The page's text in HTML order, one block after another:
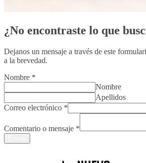
¿No encontraste lo que
Dejanos un mensaje a través de este
a la brevedad.
Nombre *
Nombre
Apellidos
Correo electrónico *
Comentario o mensaje *